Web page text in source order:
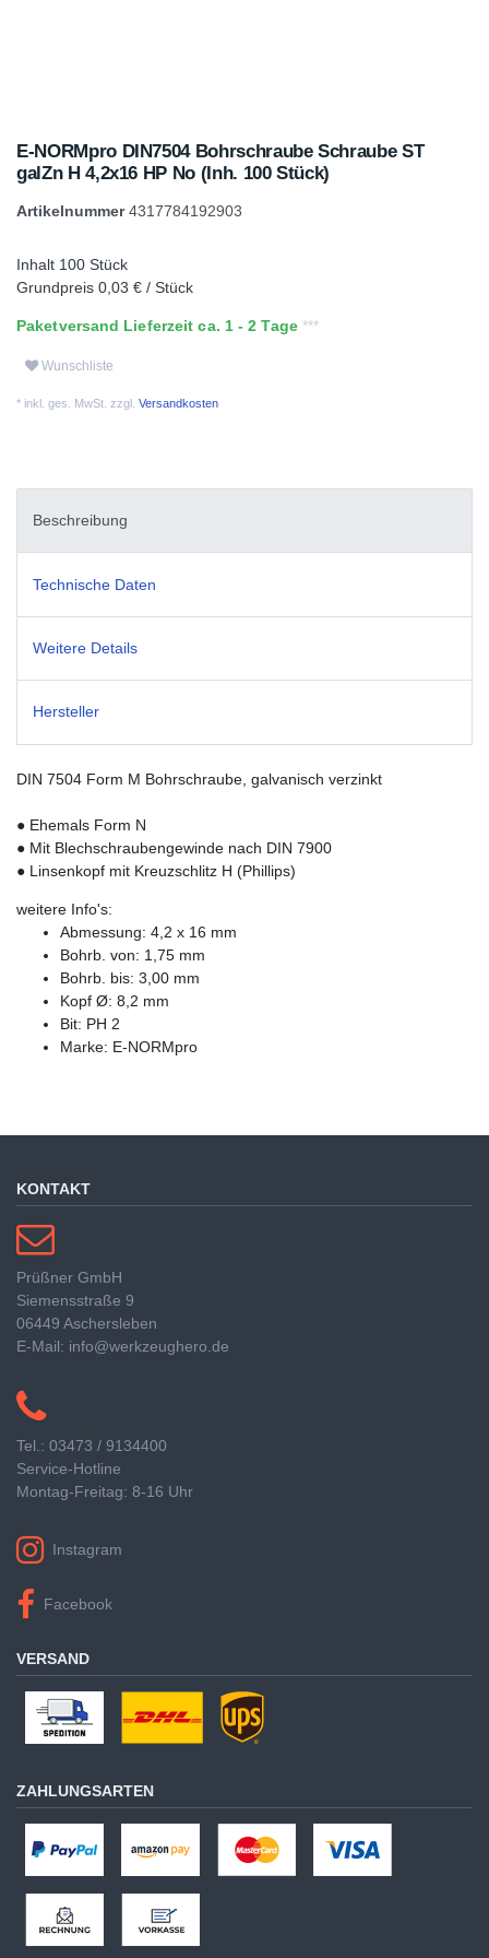
E-NORMpro DIN7504 Bohrschraube Schraube ST
galZn H 4,2x16 HP No (Inh. 100 Stück)
Artikelnummer4317784192903
Inhalt 100 Stück
Grundpreis 0,03 € / Stück
Paketversand Lieferzeit ca. 1 - 2 Tage
Wunschliste
* inkl. ges. MwSt. zzgl. Versandkosten
Beschreibung
Technische Daten
Weitere Details
Hersteller
DIN 7504 Form M Bohrschraube, galvanisch verzinkt
● Ehemals Form N
● Mit Blechschraubengewinde nach DIN 7900
● Linsenkopf mit Kreuzschlitz H (Phillips)
weitere Info's:
Abmessung: 4,2 x 16 mm
Bohrb. von: 1,75 mm
Bohrb. bis: 3,00 mm
Kopf Ø: 8,2 mm
Bit: PH 2
Marke: E-NORMpro
KONTAKT
Prüßner GmbH
Siemensstraße 9
06449 Aschersleben
E-Mail: info@werkzeughero.de
Tel.: 03473 / 9134400
Service-Hotline
Montag-Freitag: 8-16 Uhr
Instagram
Facebook
VERSAND
ZAHLUNGSARTEN